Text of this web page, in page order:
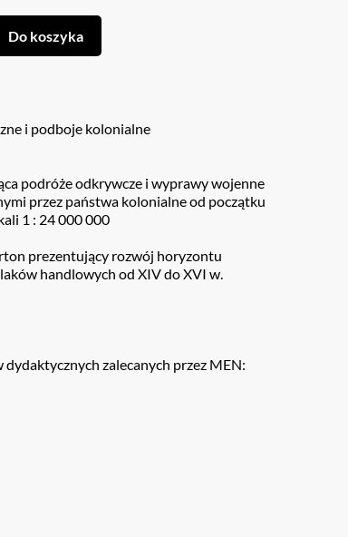
Do koszyka
i podboje kolonialne
podróże odkrywcze i wyprawy wojenne
przez państwa kolonialne od początku
1 : 24 000 000
prezentujący rozwój horyzontu
handlowych od XIV do XVI w.
zalecanych przez MEN: